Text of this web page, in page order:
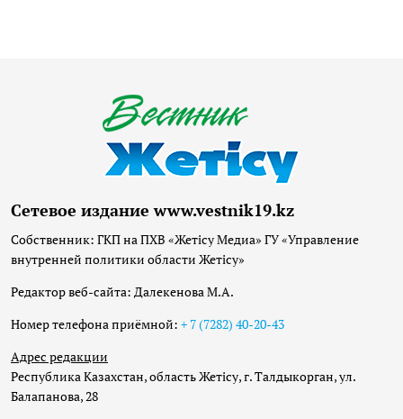
Сетевое издание www.vestnik19.kz
Собственник: ГКП на ПХВ «Жетісу Медиа» ГУ «Управление
внутренней политики области Жетісу»
Редактор веб-сайта: Далекенова М.А.
Номер телефона приёмной: + 7 (7282) 40-20-43
Адрес редакции
Республика Казахстан, область Жетісу, г. Талдыкорган, ул.
Балапанова, 28